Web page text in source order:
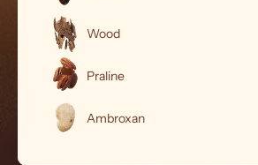
Wood
Praline
Ambroxan